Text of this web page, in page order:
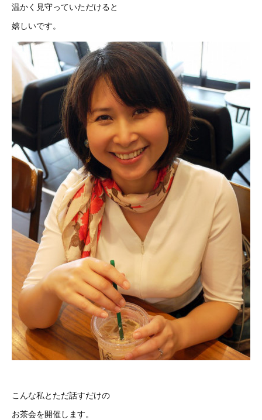
温かく見守っていただけると
嬉しいです。
こんな私とただ話すだけの
お茶会を開催します。